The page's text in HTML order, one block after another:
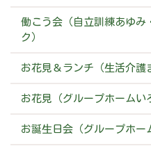
働こう会（自立訓練あゆみ
ク）
お花見＆ランチ（生活介護
お花見（グループホームい
お誕生日会（グループホー